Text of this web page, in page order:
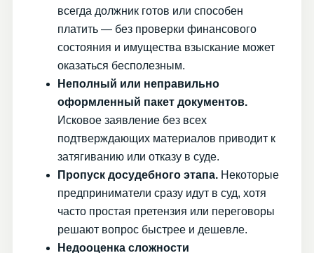
всегда должник готов или способен
платить — без проверки финансового
состояния и имущества взыскание может
оказаться бесполезным.
Неполный или неправильно
оформленный пакет документов.
Исковое заявление без всех
подтверждающих материалов приводит к
затягиванию или отказу в суде.
Пропуск досудебного этапа. Некоторые
предприниматели сразу идут в суд, хотя
часто простая претензия или переговоры
решают вопрос быстрее и дешевле.
Недооценка сложности